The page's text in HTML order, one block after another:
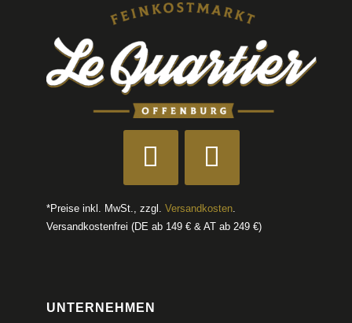
*Preise inkl. MwSt., zzgl. Versandkosten.
Versandkostenfrei (DE ab 149 € & AT ab 249 €)
UNTERNEHMEN